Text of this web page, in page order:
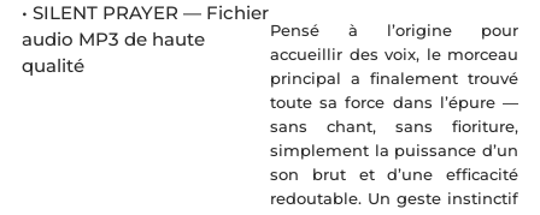
• SILENT PRAYER — Fichier
audio MP3 de haute
qualité
Pensé à l’origine pour
accueillir des voix, le morceau
principal a finalement trouvé
toute sa force dans l’épure —
sans chant, sans fioriture,
simplement la puissance d’un
son brut et d’une efficacité
redoutable. Un geste instinctif